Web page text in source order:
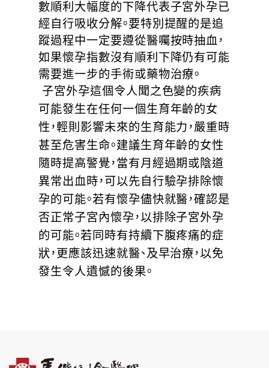
數順利大幅度的下降代表子宮外孕已
經自行吸收分解。要特別提醒的是追
蹤過程中一定要遵從醫囑按時抽血，
如果懷孕指數沒有順利下降仍有可能
需要進一步的手術或藥物治療。
子宮外孕這個令人聞之色變的疾病
可能發生在任何一個生育年齡的女
性，輕則影響未來的生育能力，嚴重時
甚至危害生命。建議生育年齡的女性
隨時提高警覺，當有月經過期或陰道
異常出血時，可以先自行驗孕排除懷
孕的可能。若有懷孕儘快就醫，確認是
否正常子宮內懷孕，以排除子宮外孕
的可能。若同時有持續下腹疼痛的症
狀，更應該迅速就醫、及早治療，以免
發生令人遺憾的後果。